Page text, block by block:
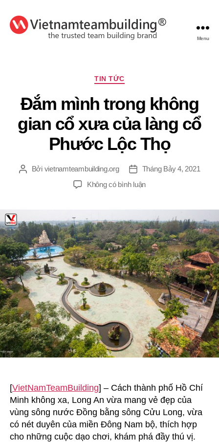
Menu
Chuyên
TIN TỨC
Đắm mình trong không
gian cổ xưa của làng cổ
Phước Lộc Thọ
TácBởi vietnamteambuilding.org
Ngày
đăng
Tháng Bảy 4, 2021
Không có bình luậnở
trong
không
gian
cổ
xưa
của
làng
cổ
Phước
Thọ
[VietNamTeamBuilding] – Cách thành phố Hồ Chí
Minh không xa, Long An vừa mang vẻ đẹp của
vùng sông nước Đồng bằng sông Cửu Long, vừa
có nét duyên của miền Đông Nam bộ, thích hợp
cho những cuộc dạo chơi, khám phá đầy thú vị.